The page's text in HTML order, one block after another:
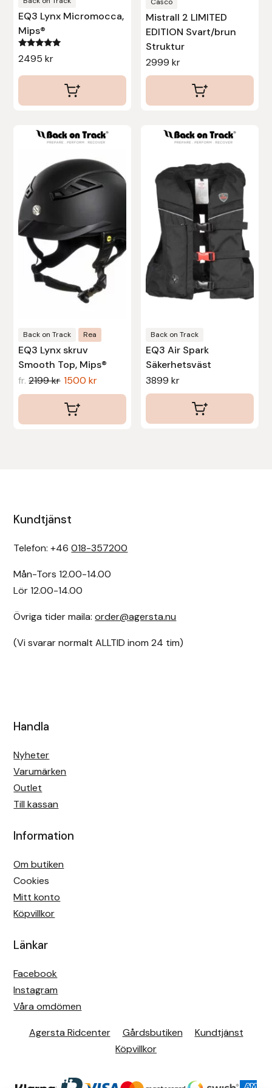
EQ3 Lynx Micromocca,
Mips®
Betygsatt
5.00
2495kr
Mistrall 2 LIMITED
EDITION Svart/brun
Struktur
2999 kr
Back on Track Rea
EQ3 Lynx skruv
Smooth Top, Mips®
fr. 2199kr 1500kr
produkten
har
flera
varianter.
De
olika
alternativen
produktsidan
Back on Track
EQ3 Air Spark
Säkerhetsväst
3899 kr
produkten
har
flera
varianter.
olika
alternativen
väljas
produktsidan
Kundtjänst
Telefon: +46018-357200
Mån-Tors 12.00-14.00
Lör 12.00-14.00
Övriga tider maila:order@agersta.nu
(Vi svarar normalt ALLTID inom 24 tim)
Handla
Nyheter
Varumärken
Outlet
Till kassan
Information
Om butiken
Cookies
Mitt konto
Köpvillkor
Länkar
Facebook
Instagram
Våra omdömen
Agersta Ridcenter Gårdsbutiken
Kundtjänst
Köpvillkor
Uhip
Uvex
Werkman Hoofcare
Willab
Wintec